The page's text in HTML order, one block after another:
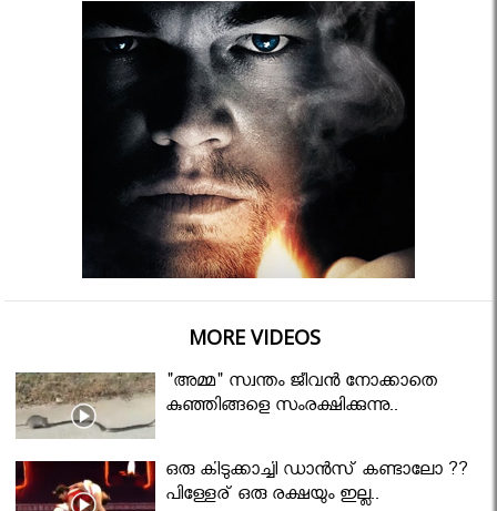
MORE VIDEOS
"അമ്മ" സ്വന്തം ജീവൻ നോക്കാതെ
കുഞ്ഞിങ്ങളെ സംരക്ഷിക്കുന്നു..
ഒരു കിടുക്കാച്ചി ഡാൻസ് കണ്ടാലോ ??
പിള്ളേര് ഒരു രക്ഷയും ഇല്ല..